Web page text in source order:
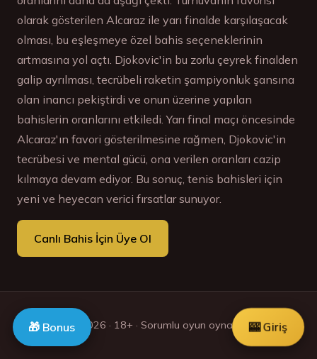
olarak gösterilen Alcaraz ile yarı finalde karşılaşacak
olması, bu eşleşmeye özel bahis seçeneklerinin
artmasına yol açtı. Djokovic'in bu zorlu çeyrek finalden
galip ayrılması, tecrübeli raketin şampiyonluk şansına
olan inancı pekiştirdi ve onun üzerine yapılan
bahislerin oranlarını etkiledi. Yarı final maçı öncesinde
Alcaraz'ın favori gösterilmesine rağmen, Djokovic'in
tecrübesi ve mental gücü, ona verilen oranları cazip
kılmaya devam ediyor. Bu sonuç, tenis bahisleri için
yeni ve heyecan verici fırsatlar sunuyor.
Canlı Bahis İçin Üye Ol
🎰 Giriş
🎁 Bonus© 2026 · 18+ · Sorumlu oyun oynayin.